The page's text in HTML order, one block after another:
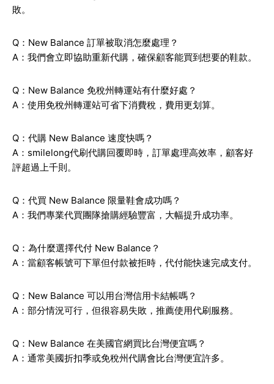
敗。
Q：New Balance 訂單被取消怎麼處理？
A：我們會立即協助重新代購，確保顧客能買到想要的鞋款。
Q：New Balance 免稅州轉運站有什麼好處？
A：使用免稅州轉運站可省下消費稅，費用更划算。
Q：代購 New Balance 速度快嗎？
A：smilelong代刷代購回覆即時，訂單處理高效率，顧客好
評超過上千則。
Q：代買 New Balance 限量鞋會成功嗎？
A：我們專業代買團隊搶購經驗豐富，大幅提升成功率。
Q：為什麼選擇代付 New Balance？
A：當顧客帳號可下單但付款被拒時，代付能快速完成支付。
Q：New Balance 可以用台灣信用卡結帳嗎？
A：部分情況可行，但很容易失敗，推薦使用代刷服務。
Q：New Balance 在美國官網買比台灣便宜嗎？
A：通常美國折扣季或免稅州代購會比台灣便宜許多。